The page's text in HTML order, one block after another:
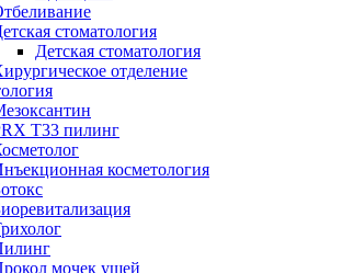
стоматология
Детская стоматология
отделение
T33 пилинг
косметология
мочек ушей